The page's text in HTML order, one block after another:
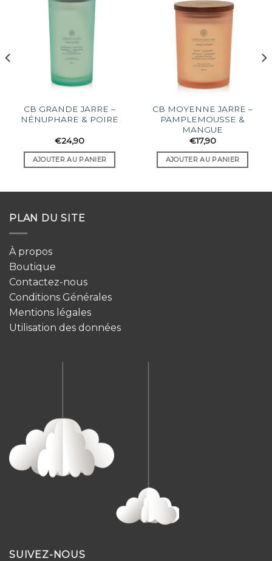
CB GRANDE JARRE –
NÉNUPHARE & POIRE
€24,90
AJOUTER AU PANIER
CB MOYENNE JARRE –
PAMPLEMOUSSE &
MANGUE
€17,90
AJOUTER AU PANIER
PLAN DU SITE
À propos
Boutique
Contactez-nous
Conditions Générales
Mentions légales
Utilisation des données
SUIVEZ-NOUS